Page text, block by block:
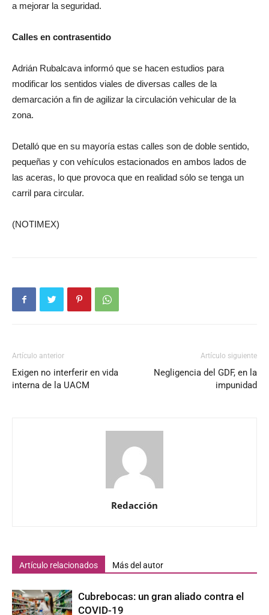
a mejorar la seguridad.
Calles en contrasentido
Adrián Rubalcava informó que se hacen estudios para
modificar los sentidos viales de diversas calles de la
demarcación a fin de agilizar la circulación vehicular de la
zona.
Detalló que en su mayoría estas calles son de doble sentido,
pequeñas y con vehículos estacionados en ambos lados de
las aceras, lo que provoca que en realidad sólo se tenga un
carril para circular.
(NOTIMEX)
Artículo anterior
Exigen no interferir en vida
interna de la UACM
Artículo siguiente
Negligencia del GDF, en la
impunidad
Redacción
Artículo relacionados Más del autor
Cubrebocas: un gran aliado contra el
COVID-19